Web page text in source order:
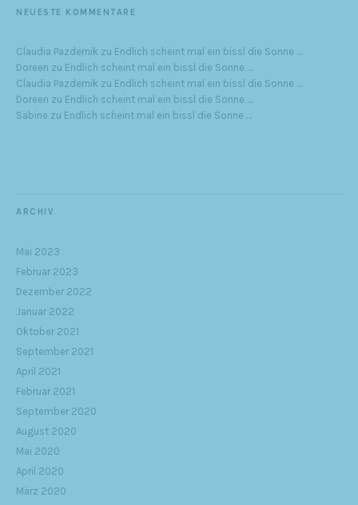
NEUESTE KOMMENTARE
Claudia Pazdernik zu Endlich scheint mal ein bissl die Sonne …
Doreen zu Endlich scheint mal ein bissl die Sonne …
Claudia Pazdernik zu Endlich scheint mal ein bissl die Sonne …
Doreen zu Endlich scheint mal ein bissl die Sonne …
Sabine zu Endlich scheint mal ein bissl die Sonne …
ARCHIV
Mai 2023
Februar 2023
Dezember 2022
Januar 2022
Oktober 2021
September 2021
April 2021
Februar 2021
September 2020
August 2020
Mai 2020
April 2020
März 2020